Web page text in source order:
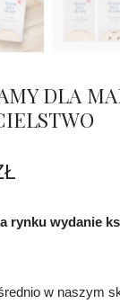
DLA
rynku wydanie
w naszym